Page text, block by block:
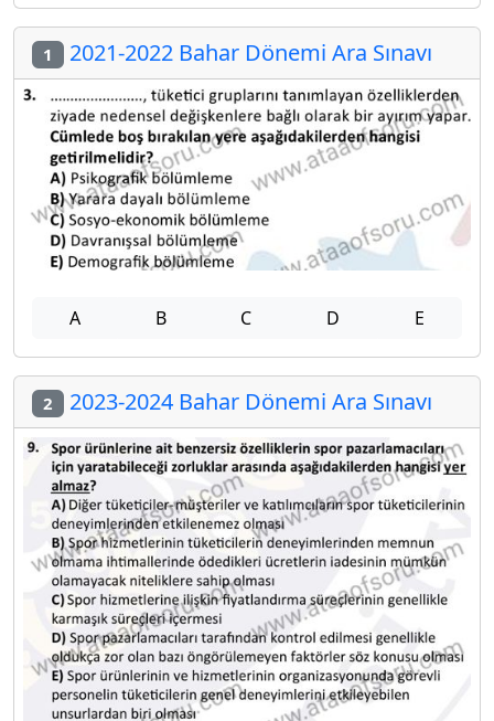
1 2021-2022 Bahar Dönemi Ara Sınavı
A B C D E
2 2023-2024 Bahar Dönemi Ara Sınavı